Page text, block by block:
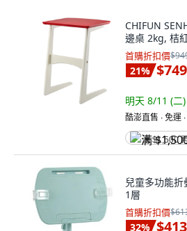
CHIFUN
邊桌 2kg, 桔
首購折扣價
21% $749
明天 8/11 (二)
酷澎直售 ∙ 免運
满 $1,500
兒童多功能
1層
首購折扣價
32% $413